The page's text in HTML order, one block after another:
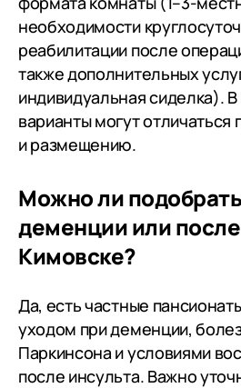
необходимости
реабилитации после
также дополнительных
индивидуальная сиделка).
варианты могут
и размещению.
Можно ли
деменции или
Кимовске?
Да, есть частные
уходом при деменции,
Паркинсона и условиями
после инсульта. Важно